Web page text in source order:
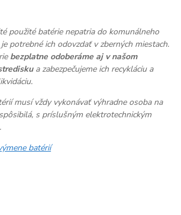
použité batérie nepatria do komunálneho
potrebné ich odovzdať v zberných miestach.
bezplatne odoberáme aj v našom
a zabezpečujeme ich recykláciu a
musí vždy vykonávať výhradne osoba na
s príslušným elektrotechnickým
batérií